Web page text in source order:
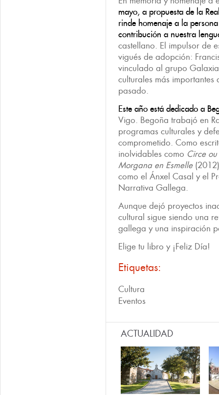
mayo, a propuesta de la
rinde homenaje a la
contribución a nuestra
castellano. El impulsor de
vigués de adopción:
vinculado al grupo
culturales más
pasado.
Este año está dedicado a
Vigo. Begoña trabajó en
programas culturales y
comprometido. Como
inolvidables como Circe
Morgana en Esmelle
como el Ánxel Casal y el
Narrativa Gallega.
Aunque dejó proyectos
cultural sigue siendo una
gallega y una inspiración
Elige tu libro y ¡Feliz Día!
Etiquetas:
Cultura
Eventos
ACTUALIDAD